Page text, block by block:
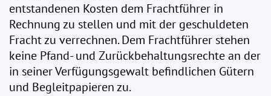
entstandenen Kosten dem Frachtführer in
Rechnung zu stellen und mit der geschuldeten
Fracht zu verrechnen. Dem Frachtführer stehen
keine Pfand- und Zurückbehaltungsrechte an der
in seiner Verfügungsgewalt befindlichen Gütern
und Begleitpapieren zu.